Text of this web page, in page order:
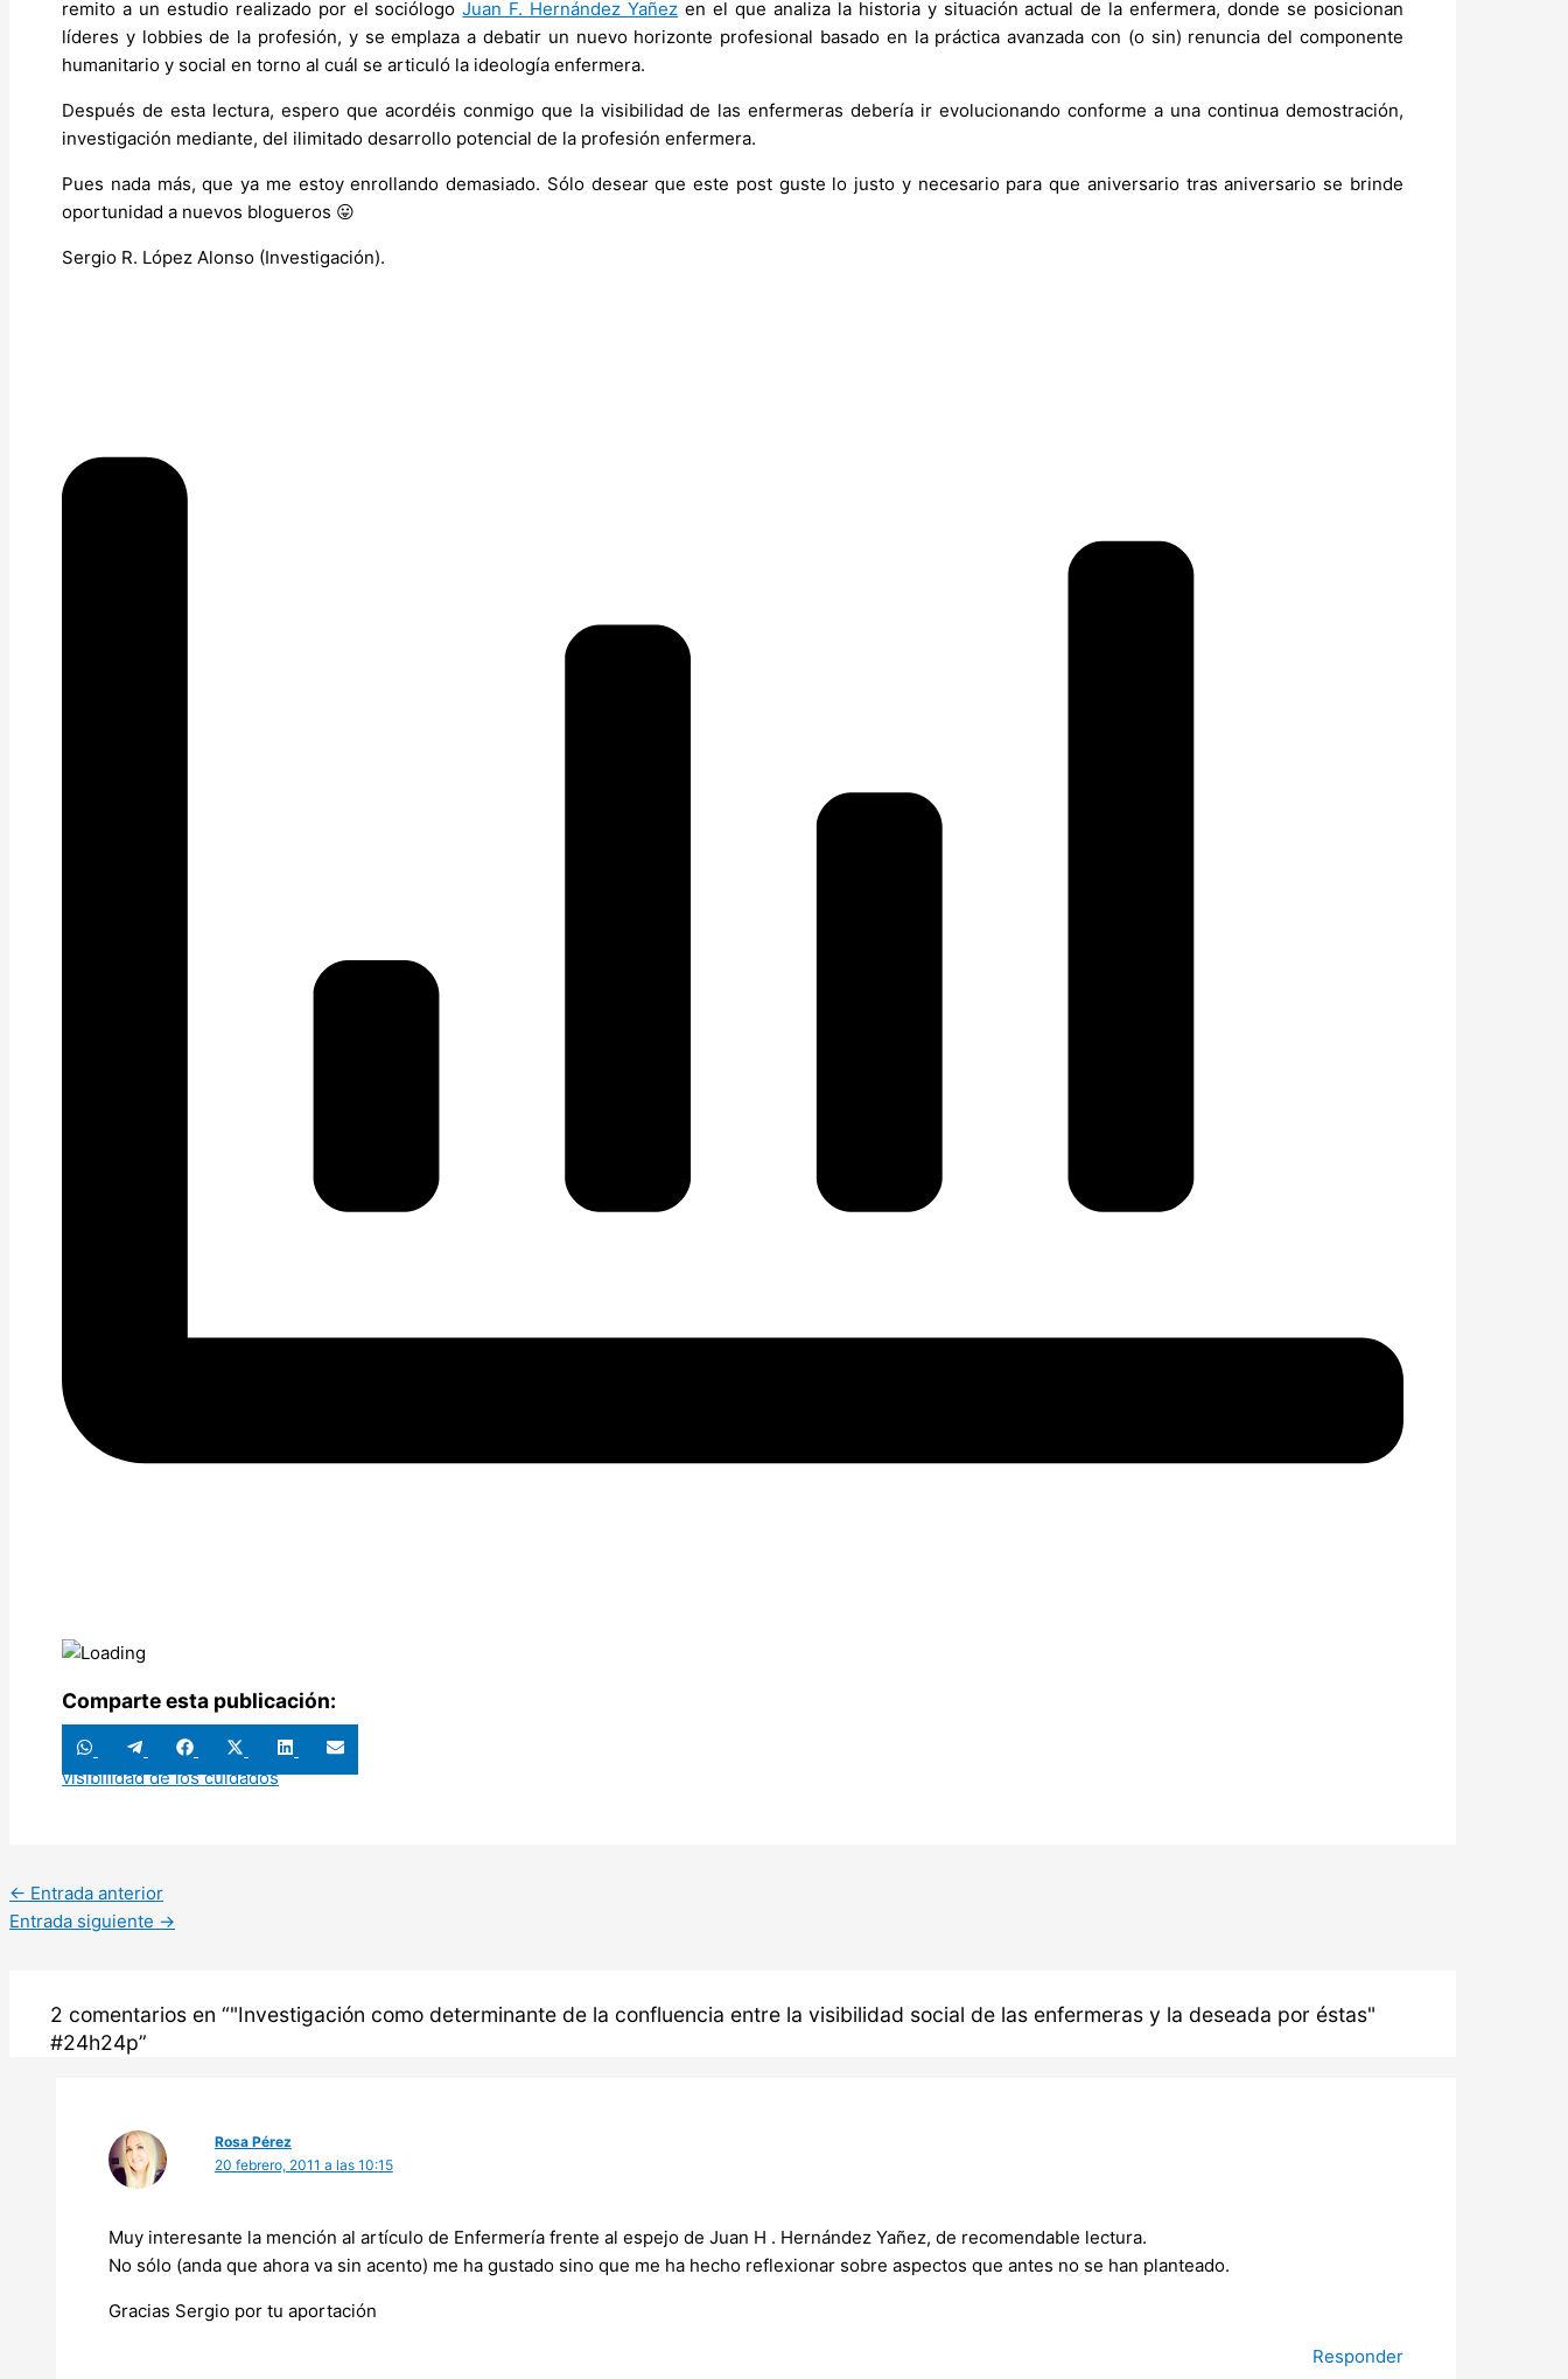
remito a un estudio realizado por el sociólogoJuan F. Hernández Yañez en el que analiza la historia y situación actual de la enfermera, donde se posicionan
líderes y lobbies de la profesión, y se emplaza a debatir un nuevo horizonte profesional basado en la práctica avanzada con (o sin) renuncia del componente
humanitario y social en torno al cuál se articuló la ideología enfermera.
Después de esta lectura, espero que acordéis conmigo que la visibilidad de las enfermeras debería ir evolucionando conforme a una continua demostración,
investigación mediante, del ilimitado desarrollo potencial de la profesión enfermera.
Pues nada más, que ya me estoy enrollando demasiado. Sólo desear que este post guste lo justo y necesario para que aniversario tras aniversario se brinde
oportunidad a nuevos blogueros 😛
Sergio R. López Alonso (Investigación).
Comparte esta publicación:
Compartir
en
WhatsApp
Compartir
en
Telegram
Compartir
en
Facebook
Compartir
en
X
Compartir
en
LinkedIn
Compartir
en
Email
visibilidad de los cuidados
← Entrada anterior
Entrada siguiente →
2 comentarios en “"Investigación como determinante de la confluencia entre la visibilidad social de las enfermeras y la deseada por éstas"
#24h24p”
Rosa Pérez
20 febrero, 2011 a las 10:15
Muy interesante la mención al artículo de Enfermería frente al espejo de Juan H . Hernández Yañez, de recomendable lectura.
No sólo (anda que ahora va sin acento) me ha gustado sino que me ha hecho reflexionar sobre aspectos que antes no se han planteado.
Gracias Sergio por tu aportación
Responder